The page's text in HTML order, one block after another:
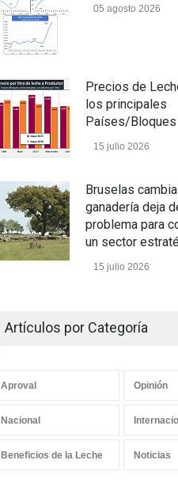
05 agosto 2026
Precios de
los principales
Países/Bloques
15 julio 2026
Bruselas
ganadería deja
problema para
un sector
15 julio 2026
05 julio 2026
Artículos por Categoría
Aproval Opinión
Nacional
Beneficios de la Leche Noticias